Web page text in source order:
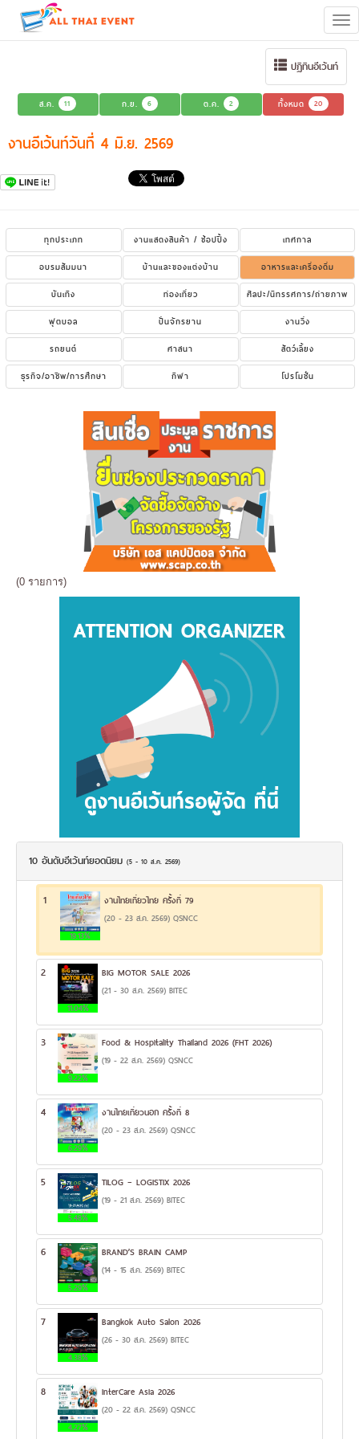
ปฏิทินอีเว้นท์
ส.ค. 11 ก.ย. 6 ต.ค. 2 ทั้งหมด 20
งานอีเว้นท์วันที่ 4 มิ.ย. 2569
ทุกประเภท งานแสดงสินค้า / ช้อปปิ้ง
เทศกาล
อบรมสัมมนา
บ้านและของแต่งบ้าน
อาหารและเครื่องดื่ม
บันเทิง
ท่องเที่ยว
ศิลปะ/นิทรรศการ/ถ่ายภาพ
ฟุตบอล
ปั่นจักรยาน
งานวิ่ง
รถยนต์
ศาสนา
สัตว์เลี้ยง
ธุรกิจ/อาชีพ/การศึกษา
กีฬา โปรโมชั่น
(0 รายการ)
10 อันดับอีเว้นท์ยอดนิยม (5 - 10 ส.ค. 2569)
1
19.13%
งานไทยเที่ยวไทย ครั้งที่ 79
(20 - 23 ส.ค. 2569) QSNCC
2
11.04%
BIG MOTOR SALE 2026
(21 - 30 ส.ค. 2569) BITEC
3
9.22%
Food & Hospitality Thailand 2026 (FHT 2026)
(19 - 22 ส.ค. 2569) QSNCC
4
6.29%
งานไทยเที่ยวนอก ครั้งที่ 8
(20 - 23 ส.ค. 2569) QSNCC
5
5.48%
TILOG – LOGISTIX 2026
(19 - 21 ส.ค. 2569) BITEC
6
5.29%
BRAND’S BRAIN CAMP
(14 - 15 ส.ค. 2569) BITEC
7
4.38%
Bangkok Auto Salon 2026
(26 - 30 ส.ค. 2569) BITEC
8
4.27%
InterCare Asia 2026
(20 - 22 ส.ค. 2569) QSNCC